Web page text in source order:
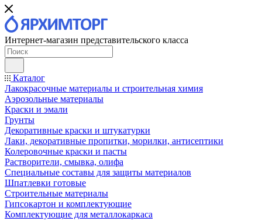
Интернет-магазин представительского класса
Каталог
Лакокрасочные материалы и строительная химия
Аэрозольные материалы
Краски и эмали
Грунты
Декоративные краски и штукатурки
Лаки, декоративные пропитки, морилки, антисептики
Колеровочные краски и пасты
Растворители, смывка, олифа
Специальные составы для защиты материалов
Шпатлевки готовые
Строительные материалы
Гипсокартон и комплектующие
Комплектующие для металлокаркаса